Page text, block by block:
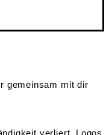
gemeinsam mit dir
verliert. Logos